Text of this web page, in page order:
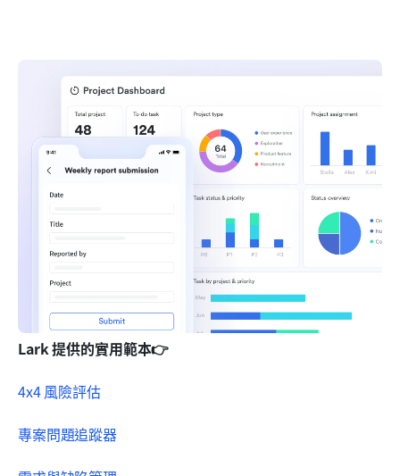
Lark 提供的實用範本👉
4x4 風險評估
專案問題追蹤器